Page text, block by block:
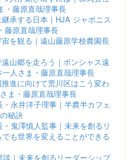
・藤原直哉理事長
承する日本｜HJA ジャポニス
藤原直哉理事長
を観る｜遠山藤原学校農園長
山郷を走ろう｜ボンシャス遠
人さま・藤原直哉理事長
進に向けて荒川区はこう変わ
ま・藤原直哉理事長
永井洋子理事｜半農半カフェ
秘訣
鬼澤慎人監事｜未来を創るリ
も世界を変えることができる
｜未来を創るリーダーシップ